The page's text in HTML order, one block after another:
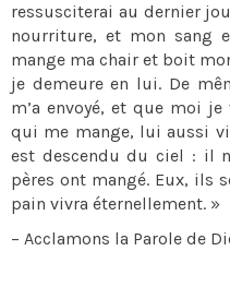
ressusciterai au dernier
nourriture, et mon sang
mange ma chair et boit
je demeure en lui. De
m’a envoyé, et que moi
qui me mange, lui aussi
est descendu du ciel : il
pères ont mangé. Eux, ils
pain vivra éternellement. »
– Acclamons la Parole de